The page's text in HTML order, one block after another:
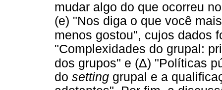
mudar algo do que ocorreu
(e) "Nos diga o que você
menos gostou", cujos dados
"Complexidades do grupal:
dos grupos" e (Δ) "Políticas
do setting grupal e a